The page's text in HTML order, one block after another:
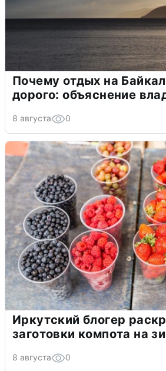
Почему отдых на
дорого: объяснение
8 августа 0
Иркутский блогер
заготовки компота на
8 августа 0